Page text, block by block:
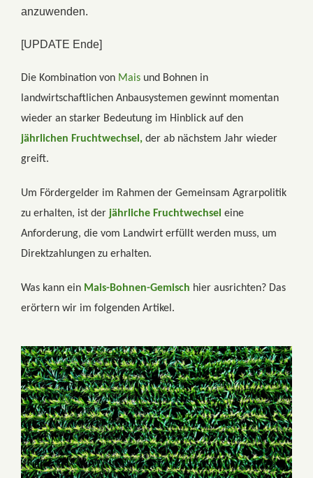
anzuwenden.
[UPDATE Ende]
Die Kombination von Mais und Bohnen in
landwirtschaftlichen Anbausystemen gewinnt momentan
wieder an starker Bedeutung im Hinblick auf den
jährlichen Fruchtwechsel, der ab nächstem Jahr wieder
greift.
Um Fördergelder im Rahmen der Gemeinsam Agrarpolitik
zu erhalten, ist der jährliche Fruchtwechsel eine
Anforderung, die vom Landwirt erfüllt werden muss, um
Direktzahlungen zu erhalten.
Was kann ein Mais-Bohnen-Gemisch hier ausrichten? Das
erörtern wir im folgenden Artikel.